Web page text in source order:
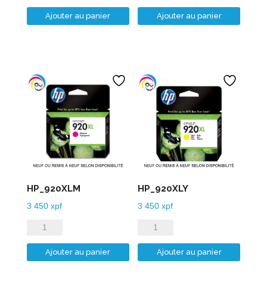
de
HP_920XLB
Ajouter au panier
de
HP_920XLC
Ajouter au panier
HP_920XLM
3 450 xpf
quantité
de
HP_920XLM
Ajouter au panier
HP_920XLY
3 450xpf
quantité
de
HP_920XLY
Ajouter au panier